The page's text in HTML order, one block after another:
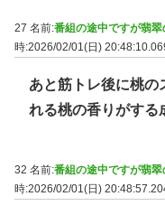
27 名前:番組の途中ですが翡
時:2026/02/01(日)
あと筋トレ後に桃の
れる桃の香りがする
32 名前:番組の途中ですが翡
時:2026/02/01(日)